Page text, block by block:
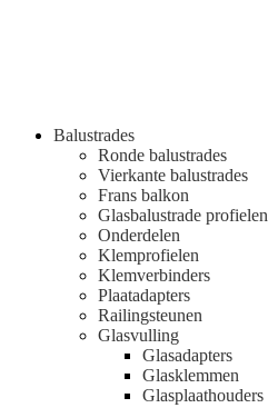
Balustrades
Ronde balustrades
Vierkante balustrades
Frans balkon
Glasbalustrade profielen
Onderdelen
Klemprofielen
Klemverbinders
Plaatadapters
Railingsteunen
Glasvulling
Glasadapters
Glasklemmen
Glasplaathouders